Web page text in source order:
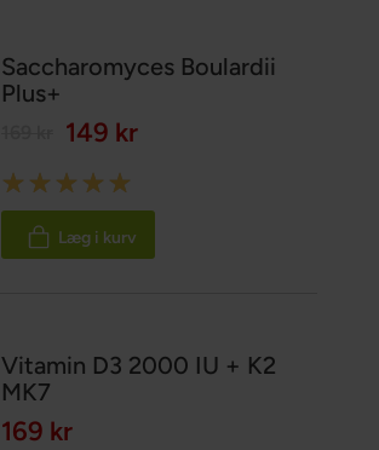
Saccharomyces Boulardii
Plus+
149 kr
Rating:
100%
Læg i kurv
Vitamin D3 2000 IU + K2
MK7
169 kr